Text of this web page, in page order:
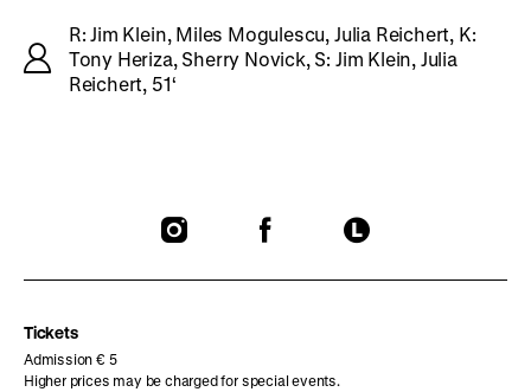
R: Jim Klein, Miles Mogulescu, Julia Reichert, K:
Tony Heriza, Sherry Novick, S: Jim Klein, Julia
Reichert, 51‘
To
To
To
Tickets
Admission € 5
Higher prices may be charged for special events.